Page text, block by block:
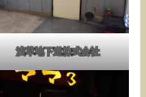
浅草地下道株式会社